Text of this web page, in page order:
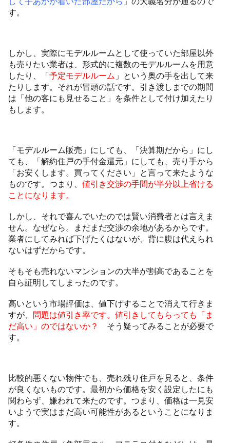
す。
しかし、実際にモデルルームとして使っていた部屋以外
も売りたい業者は、形式的に複数のモデルルームを用意
したり、「予定モデルルーム 」という奥の手を出して来
たりします。それが冒頭の話です。引き渡しまでの期間
は「他の客にも見せること」を条件として付け加えたり
もします。
「モデルルーム販売」にしても、「決算期だから」にし
ても、「解約住戸の手付金還元」にしても、売り手から
「お安くします。買ってください」と言って来たような
ものです。つまり、値引き交渉の手間が半分以上省ける
ことになります。
しかし、それで喜んでいたのでは賢い消費者とは言えま
せん。なぜなら。まだまだ交渉の余地があるからです。
業者にしてみれば下げたくはないが、背に腹は代えられ
ないはずだからです。
そもそも売れないマンションの大半が割高であることを
自ら証明してしまったのです。
高いという市場評価は、値下げすることで消えて行きま
すが、 問題は値引き率です。値引きしてもらっても「ま
だ高い」のではないか？
そう疑ってみることが必要で
す。
比較的悪くない物件でも、売れ残り住戸を見ると、条件
が良くないものです。最初から価格を安く設定したにも
関わらず、嫌われて来たのです。つまり、価格は一見安
いようで実はまだ高い可能性があるということになりま
す。